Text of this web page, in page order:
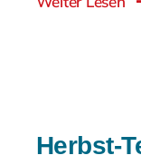
Herbst-